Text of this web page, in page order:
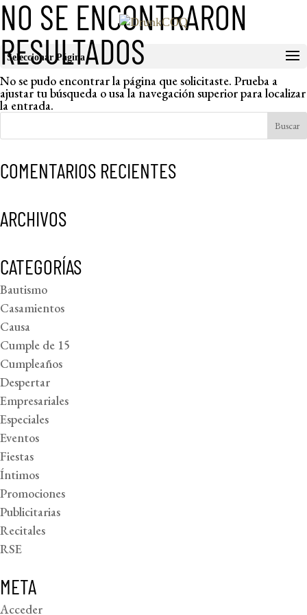
Seleccionar Página
NO SE ENCONTRARON
RESULTADOS
No se pudo encontrar la página que solicitaste. Prueba a
ajustar tu búsqueda o usa la navegación superior para localizar
la entrada.
COMENTARIOS RECIENTES
ARCHIVOS
CATEGORÍAS
Bautismo
Casamientos
Causa
Cumple de 15
Cumpleaños
Despertar
Empresariales
Especiales
Eventos
Fiestas
Íntimos
Promociones
Publicitarias
Recitales
RSE
META
Acceder